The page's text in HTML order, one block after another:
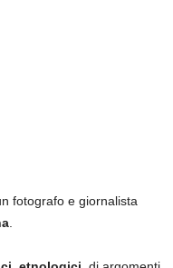
fotografo e giornalista
.